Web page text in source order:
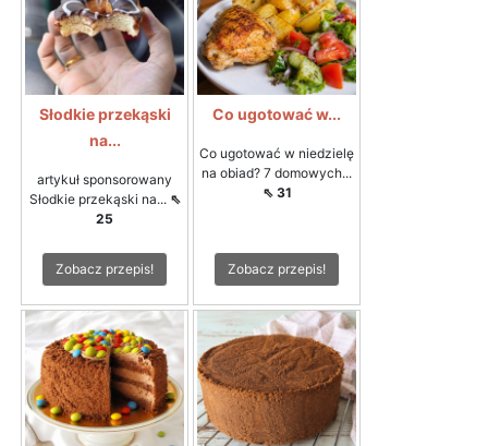
Słodkie przekąski
na...
artykuł sponsorowany
Słodkie przekąski na... ⇖
25
Zobacz przepis!
Co ugotować w...
Co ugotować w niedzielę
na obiad? 7 domowych...
⇖ 31
Zobacz przepis!